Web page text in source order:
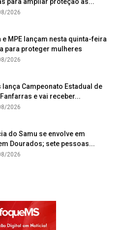
2026
e MPE lançam nesta quinta-feira
para proteger mulheres
2026
lança Campeonato Estadual de
e vai receber...
2026
do Samu se envolve em
Dourados; sete pessoas...
2026